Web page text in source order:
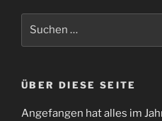
ÜBER DIESE SEITE
Angefangen hat alles im